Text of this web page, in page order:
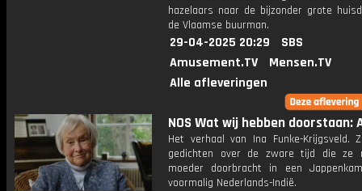
hazelaars naar de bijzonder grote
de Vlaamse buurman.
29-04-2025 20:29
SBS
Amusement.TV
Mensen.TV
Alle afleveringen
NOS Wat wij hebben doorstaan:
Het verhaal van Ina Funke-Krijgsveld.
gedichten over de zware tijd die ze
moeder doorbracht in een
voormalig Nederlands-Indië.